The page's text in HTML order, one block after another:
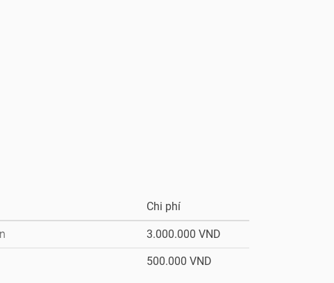
Chi phí
3.000.000 VND
500.000 VND